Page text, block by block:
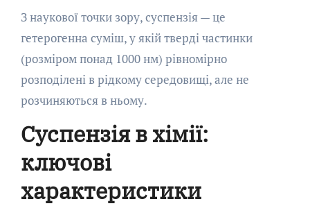
З наукової точки зору, суспензія — це
гетерогенна суміш, у якій тверді частинки
(розміром понад 1000 нм) рівномірно
розподілені в рідкому середовищі, але не
розчиняються в ньому.
Суспензія в хімії:
ключові
характеристики